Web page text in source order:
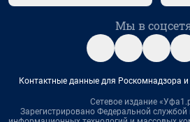
Мы в
Контактные данные для Роскомнадзора и
Сетевое издание
Зарегистрировано Федеральной службой